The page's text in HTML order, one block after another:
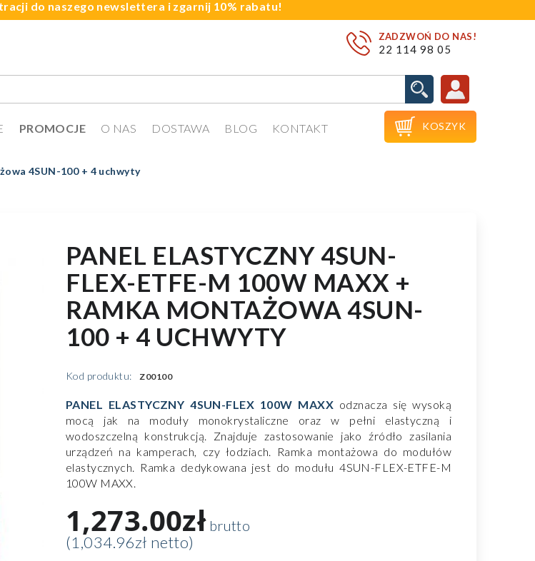
do naszego newslettera i zgarnij 10% rabatu!
ZADZWOŃ DO NAS!
22 114 98 05
PROMOCJE O NAS DOSTAWA BLOG KONTAKT  KOSZYK
4SUN-100 + 4 uchwyty
PANEL ELASTYCZNY 4SUN-
FLEX-ETFE-M 100W MAXX +
RAMKA MONTAŻOWA 4SUN-
100 + 4 UCHWYTY
Kod produktu: Z00100
PANEL ELASTYCZNY 4SUN-FLEX 100W MAXX odznacza się wysoką
mocą jak na moduły monokrystaliczne oraz w pełni elastyczną i
wodoszczelną konstrukcją. Znajduje zastosowanie jako źródło zasilania
urządzeń na kamperach, czy łodziach. Ramka montażowa do modułów
elastycznych. Ramka dedykowana jest do modułu 4SUN-FLEX-ETFE-M
100W MAXX.
1,273.00złbrutto
(1,034.96zł netto)